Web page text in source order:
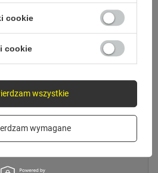
produktu, a chciałbyś kupić go w
ze specjalnego formularza i przesłać
Aby móc to zrobić musisz być
cookie
cookie
wymagane
wszystkie